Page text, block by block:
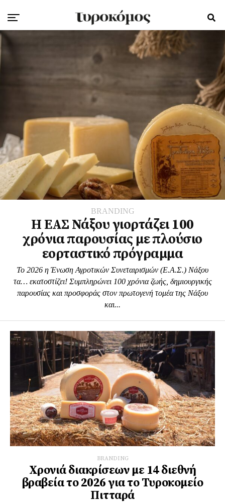
BRANDING
Η ΕΑΣ Νάξου γιορτάζει 100
χρόνια παρουσίας με πλούσιο
εορταστικό πρόγραμμα
Το 2026 η Ένωση Αγροτικών Συνεταιρισμών (Ε.Α.Σ.) Νάξου
τα… εκατοστίζει! Συμπληρώνει 100 χρόνια ζωής, δημιουργικής
παρουσίας και προσφοράς στον πρωτογενή τομέα της Νάξου
και...
BRANDING
Χρονιά διακρίσεων με 14 διεθνή
βραβεία το 2026 για το Τυροκομείο
Πιτταρά